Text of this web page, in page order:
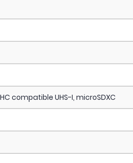
compatible UHS-I, microSDXC